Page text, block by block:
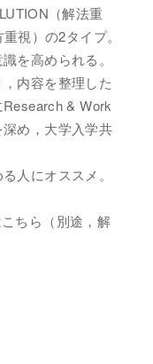
（解法重
視）の2タイプ。
を高められる。
内容を整理した
& Work
め，大学入学共
人にオススメ。
ちら（別途，解